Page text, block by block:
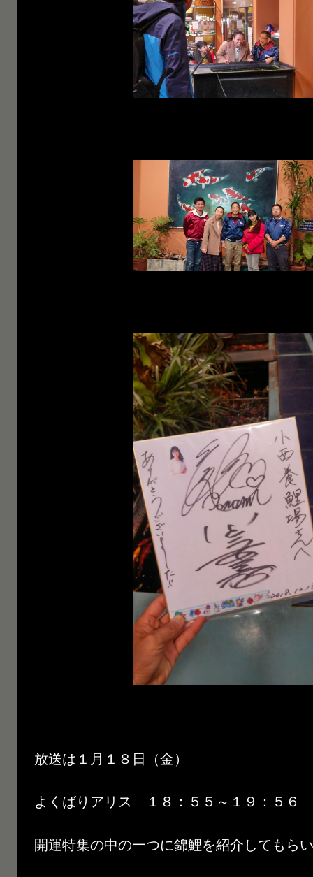
放送は１月１８日（金）
よくばりアリス １８：５５～１９：５６
開運特集の中の一つに錦鯉を紹介してもら